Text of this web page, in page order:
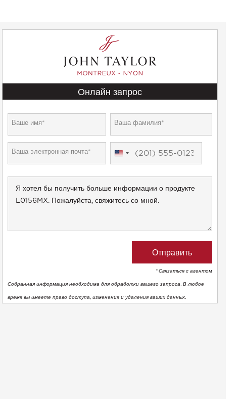
Онлайн запрос
United
* Связаться с агентом
Собранная информация необходима для обработки вашего запроса. В любое
время вы имеете право доступа, изменения и удаления ваших данных.